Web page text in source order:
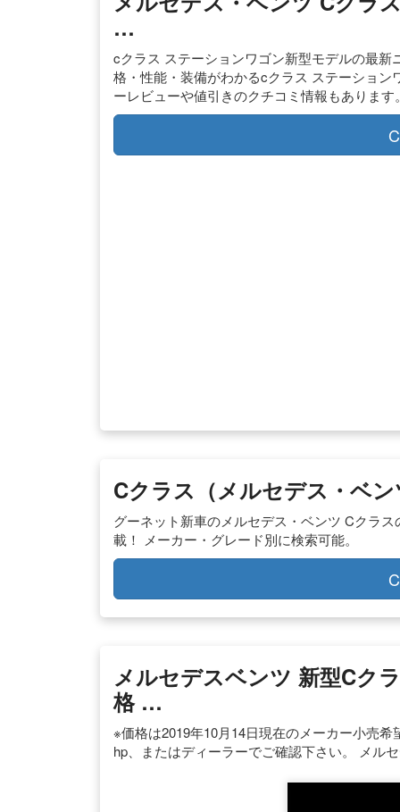
…
cクラス ステーションワゴン新型モデルの最
格・性能・装備がわかるcクラス ステーショ
ーレビューや値引きのクチコミ情報もあります
Cクラス（メルセデス・ベ
グーネット新車のメルセデス・ベンツ Cクラ
載！ メーカー・グレード別に検索可能。
メルセデスベンツ 新型Cク
格 …
※価格は2019年10月14日現在のメーカー小売
hp、またはディーラーでご確認下さい。 メル